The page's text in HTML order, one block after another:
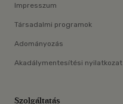
Impresszum
Társadalmi programok
Adományozás
Akadálymentesítési nyilatkozat
Szolgáltatás